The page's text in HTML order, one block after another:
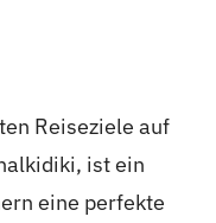
Reiseziele auf
ist ein
eine perfekte